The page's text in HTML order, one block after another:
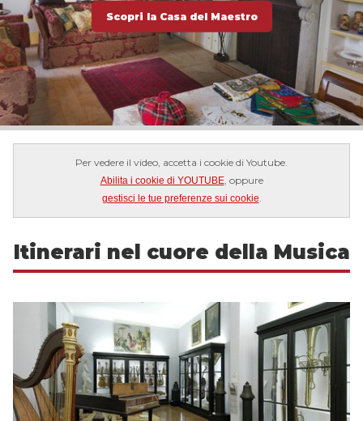
Scopri la Casa del Maestro
Per vedere il video, accetta i cookie di Youtube.
Abilita i cookie di YOUTUBE, oppure
gestisci le tue preferenze sui cookie
Itinerari nel cuore della Musica